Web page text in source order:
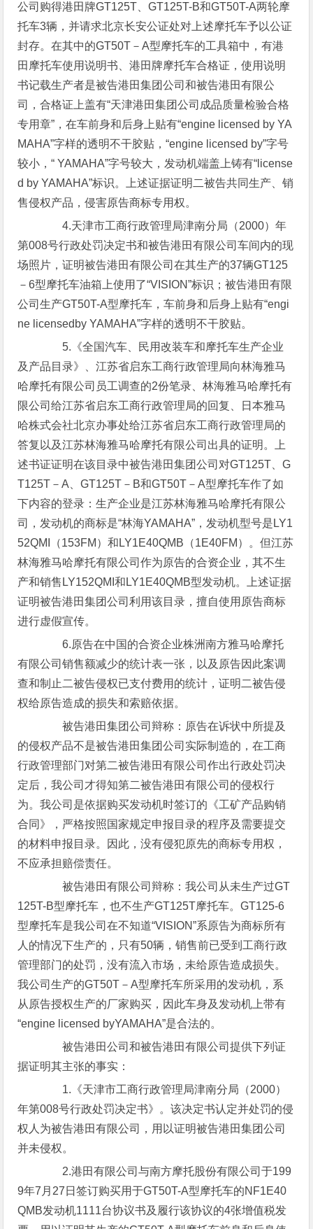
公司购得港田牌GT125T、GT125T-B和GT50T-A两轮摩
托车3辆，并请求北京长安公证处对上述摩托车予以公证
封存。在其中的GT50T－A型摩托车的工具箱中，有港
田摩托车使用说明书、港田牌摩托车合格证，使用说明
书记载生产者是被告港田集团公司和被告港田有限公
司，合格证上盖有“天津港田集团公司成品质量检验合格
专用章”，在车前身和后身上贴有“engine licensed by YA
MAHA”字样的透明不干胶贴，“engine licensed by”字号
较小，“ YAMAHA”字号较大，发动机端盖上铸有“license
d by YAMAHA”标识。上述证据证明二被告共同生产、销
售侵权产品，侵害原告商标专用权。
4.天津市工商行政管理局津南分局（2000）年
第008号行政处罚决定书和被告港田有限公司车间内的现
场照片，证明被告港田有限公司在其生产的37辆GT125
－6型摩托车油箱上使用了“VISION”标识；被告港田有限
公司生产GT50T-A型摩托车，车前身和后身上贴有“engi
ne licensedby YAMAHA”字样的透明不干胶贴。
5.《全国汽车、民用改装车和摩托车生产企业
及产品目录》、江苏省启东工商行政管理局向林海雅马
哈摩托有限公司员工调查的2份笔录、林海雅马哈摩托有
限公司给江苏省启东工商行政管理局的回复、日本雅马
哈株式会社北京办事处给江苏省启东工商行政管理局的
答复以及江苏林海雅马哈摩托有限公司出具的证明。上
述书证证明在该目录中被告港田集团公司对GT125T、G
T125T－A、GT125T－B和GT50T－A型摩托车作了如
下内容的登录：生产企业是江苏林海雅马哈摩托有限公
司，发动机的商标是“林海YAMAHA”，发动机型号是LY1
52QMI（153FM）和LY1E40QMB（1E40FM）。但江苏
林海雅马哈摩托有限公司作为原告的合资企业，其不生
产和销售LY152QMI和LY1E40QMB型发动机。上述证据
证明被告港田集团公司利用该目录，擅自使用原告商标
进行虚假宣传。
6.原告在中国的合资企业株洲南方雅马哈摩托
有限公司销售额减少的统计表一张，以及原告因此案调
查和制止二被告侵权已支付费用的统计，证明二被告侵
权给原告造成的损失和索赔依据。
被告港田集团公司辩称：原告在诉状中所提及
的侵权产品不是被告港田集团公司实际制造的，在工商
行政管理部门对第二被告港田有限公司作出行政处罚决
定后，我公司才得知第二被告港田有限公司的侵权行
为。我公司是依据购买发动机时签订的《工矿产品购销
合同》，严格按照国家规定申报目录的程序及需要提交
的材料申报目录。因此，没有侵犯原先的商标专用权，
不应承担赔偿责任。
被告港田有限公司辩称：我公司从未生产过GT
125T-B型摩托车，也不生产GT125T摩托车。GT125-6
型摩托车是我公司在不知道“VISION”系原告为商标所有
人的情况下生产的，只有50辆，销售前已受到工商行政
管理部门的处罚，没有流入市场，未给原告造成损失。
我公司生产的GT50T－A型摩托车所采用的发动机，系
从原告授权生产的厂家购买，因此车身及发动机上带有
“engine licensed byYAMAHA”是合法的。
被告港田公司和被告港田有限公司提供下列证
据证明其主张的事实：
1.《天津市工商行政管理局津南分局（2000）
年第008号行政处罚决定书》。该决定书认定并处罚的侵
权人为被告港田有限公司，用以证明被告港田集团公司
并未侵权。
2.港田有限公司与南方摩托股份有限公司于199
9年7月27日签订购买用于GT50T-A型摩托车的NF1E40
QMB发动机1111台协议书及履行该协议的4张增值税发